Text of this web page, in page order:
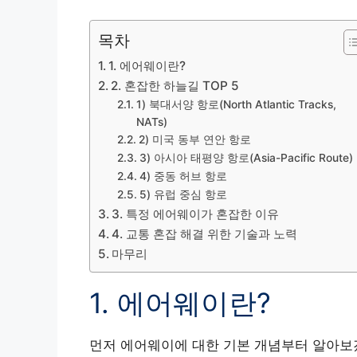
목차
1. 에어웨이란?
2. 혼잡한 하늘길 TOP 5
1) 북대서양 항로(North Atlantic Tracks,
NATs)
2) 미국 동부 연안 항로
3) 아시아 태평양 항로(Asia-Pacific Route)
4) 중동 허브 항로
5) 유럽 중심 항로
3. 특정 에어웨이가 혼잡한 이유
4. 교통 혼잡 해결 위한 기술과 노력
마무리
1. 에어웨이란?
먼저 에어웨이에 대한 기본 개념부터 알아보